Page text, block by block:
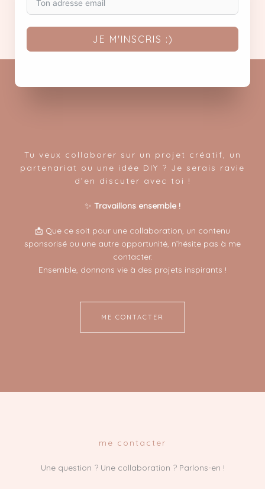
JE M'INSCRIS :)
Tu veux collaborer sur un projet créatif, un
partenariat ou une idée DIY ? Je serais ravie
d’en discuter avec toi !
✨ Travaillons ensemble !
📩 Que ce soit pour une collaboration, un contenu
sponsorisé ou une autre opportunité, n’hésite pas à me
contacter.
Ensemble, donnons vie à des projets inspirants !
ME CONTACTER
me contacter
Une question ? Une collaboration ? Parlons-en !